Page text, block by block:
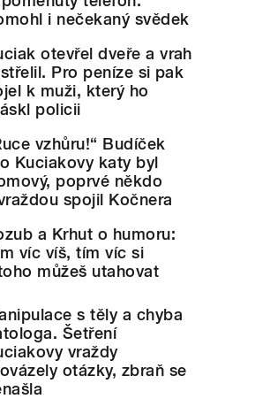
i nečekaný svědek
otevřel dveře a vrah
Pro peníze si pak
k muži, který ho
policii
vzhůru!“ Budíček
Kuciakovy katy byl
poprvé někdo
spojil Kočnera
a Krhut o humoru:
víc víš, tím víc si
můžeš utahovat
s těly a chyba
Šetření
vraždy
otázky, zbraň se